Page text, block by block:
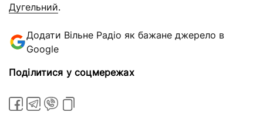
Дугельний.
Додати Вільне Радіо як бажане джерело в
Google
Поділитися у соцмережах